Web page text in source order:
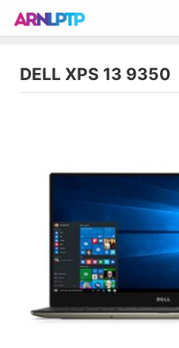
DELL XPS 13 9350